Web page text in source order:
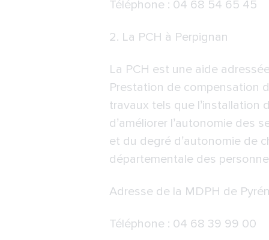
Téléphone : 04 68 54 65 45
2. La PCH à Perpignan
La PCH est une aide
Prestation de compensation
travaux tels que l’installation
d’améliorer l’autonomie des
et du degré d’autonomie de
départementale des
Adresse de la MDPH de
Téléphone : 04 68 39 99 00